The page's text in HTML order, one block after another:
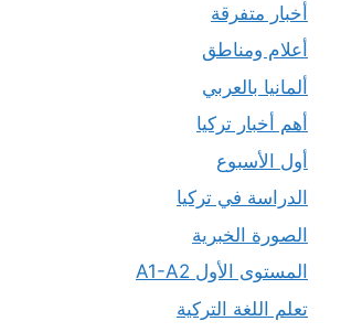
أخبار متفرقة
أعلام ومناطق
ألمانيا بالعربي
أهم أخبار تركيا
أول الأسبوع
الدراسة في تركيا
الصورة الخبرية
المستوى الأول A1-A2
تعلم اللغة التركية